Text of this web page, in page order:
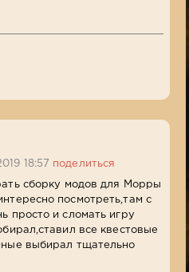
18:57 поделиться
сборку модов для Морры
посмотреть,там с
просто и сломать игру
все квестовые
выбирал тщательно